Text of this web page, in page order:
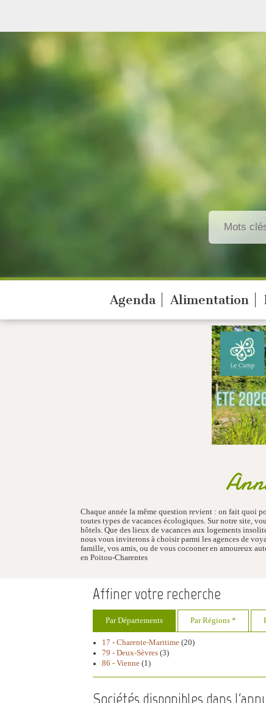
Agenda Alimentation
Chaque année la même question revient : on fait quoi
toutes types de vacances écologiques. Sur notre site,
hôtels. Que des lieux de vacances aux logements
nous vous inviterons à choisir parmi les agences de
famille, vos amis, ou de vous cocooner en amoureux
en Poitou-Charentes
Affiner votre recherche
Par Départements Par Régions *
17 - Charente-Maritime (20)
79 - Deux-Sèvres (3)
86 - Vienne (1)
Sociétés disponibles dans